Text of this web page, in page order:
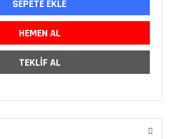
SEPETE EKLE
HEMEN AL
TEKLİF AL